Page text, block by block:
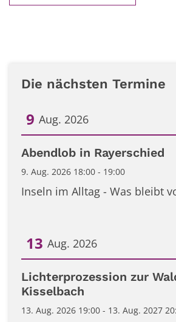
Die nächsten Termine
9 Aug. 2026
Datum: 9. August 2026
Abendlob in Rayerschied
9. Aug. 2026 18:00 - 19:00
Inseln im Alltag - Was bleibt
13 Aug. 2026
Datum: 13. August 2026
Lichterprozession zur
Kisselbach
13. Aug. 2026 19:00 - 13. Aug. 2027